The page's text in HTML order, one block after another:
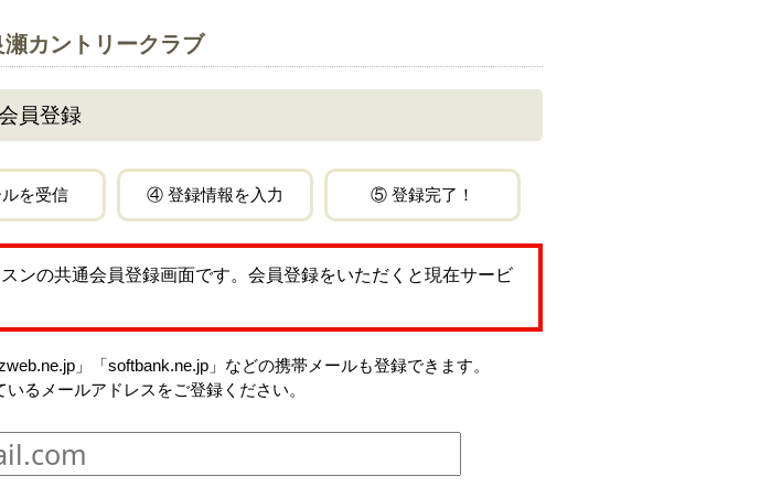
カントリークラブ
員登録
を受信 ④ 登録情報を入力 ⑤ 登録完了！
ンの共通会員登録画面です。会員登録をいただくと現在サービ
」「softbank.ne.jp」などの携帯メールも登録できます。
るメールアドレスをご登録ください。